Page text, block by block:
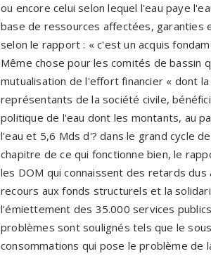
ou encore celui selon lequel l'eau paye
base de ressources affectées, garanties
selon le rapport : « c'est un acquis
Même chose pour les comités de bassin
mutualisation de l'effort financier « dont
représentants de la société civile,
politique de l'eau dont les montants, au
l'eau et 5,6 Mds d'? dans le grand cycle
chapitre de ce qui fonctionne bien, le
les DOM qui connaissent des retards
recours aux fonds structurels et la
l'émiettement des 35.000 services
problèmes sont soulignés tels que le
consommations qui pose le problème de